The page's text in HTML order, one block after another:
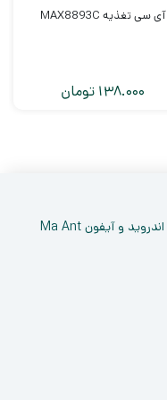
آی سی تغذیه MAX8893C
138.000 تومان
نرم افزار شماتیک و نقشه خوانی اندروید و آیفون Ma Ant